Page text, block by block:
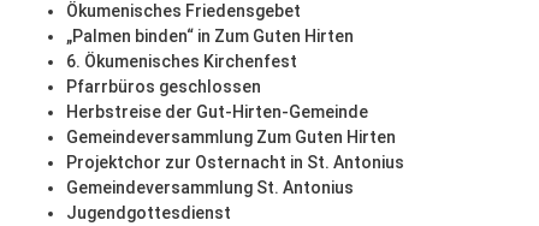
Ökumenisches Friedensgebet
„Palmen binden“ in Zum Guten Hirten
6. Ökumenisches Kirchenfest
Pfarrbüros geschlossen
Herbstreise der Gut-Hirten-Gemeinde
Gemeindeversammlung Zum Guten Hirten
Projektchor zur Osternacht in St. Antonius
Gemeindeversammlung St. Antonius
Jugendgottesdienst